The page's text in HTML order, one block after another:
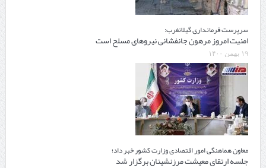
سرپرست فرمانداری گیلانغرب:
امنیت امروز مرهون جانفشانی نیروهای مسلح است
۱۹ بهمن ۱۴۰۰
معاون هماهنگی امور اقتصادی وزارت کشور خبر داد؛
جلسه ارتقای معیشت مرزنشینان برگزار شد